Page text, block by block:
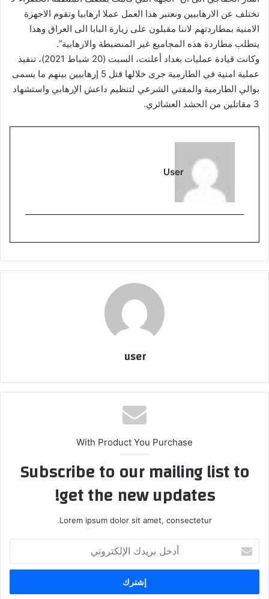
تختلف عن الارهابيين ونعتبر هذا العمل عملا ارهابيا وتقوم الاجهزة
الامنية بمطاردتهم لاننا مقبلون على زيارة البابا الى العراق وهذا
يتطلب مطاردة هذه المجاميع غير المنضبطة والارهابية”.
وكانت قيادة عمليات بغداد أعلنت، السبت (20 شباط 2021)، تنفيذ
عملية امنية في الطارمية جرى خلالها قتل 5 إرهابيين بينهم ما يسمى
بوالي الطارمية والمفتي الشرعي لتنظيم داعش الإرهابي واستشهاد
3 مقاتلين من الحشد العشائري.
User
user
With Product You Purchase
Subscribe to our mailing list to
get the new updates!
Lorem ipsum dolor sit amet, consectetur.
بريدك
الإلكتروني